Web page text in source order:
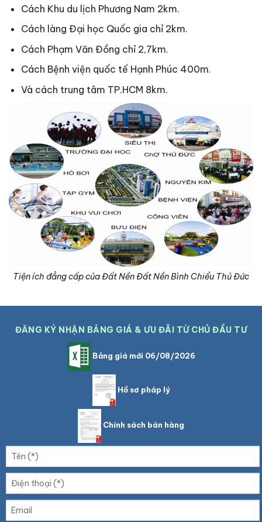
Cách Khu du lịch Phương Nam 2km.
Cách làng Đại học Quốc gia chỉ 2km.
Cách Phạm Văn Đồng chỉ 2,7km.
Cách Bệnh viện quốc tế Hạnh Phúc 400m.
Và cách trung tâm TP.HCM 8km.
Tiện ích đẳng cấp của Đất Nền Đất Nền Bình Chiểu Thủ Đức
ĐĂNG KÝ NHẬN BẢNG GIÁ & ƯU ĐÃI TỪ CHỦ ĐẦU TƯ
Bảng giá mới 06/08/2026
Hồ sơ pháp lý
Chính sách bán hàng